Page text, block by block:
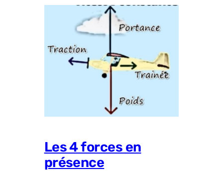
Les 4 forces en
présence